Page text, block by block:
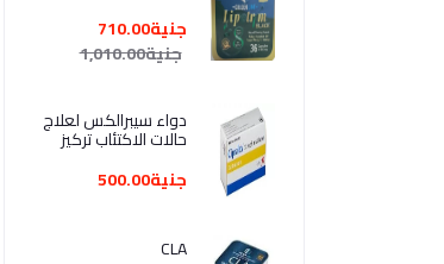
جنية710.00
جنية1,010.00
دواء سيبرالكس لعلاج
حالات الاكتئاب تركيز
Cipralex 10 m
جنية500.00
CLA